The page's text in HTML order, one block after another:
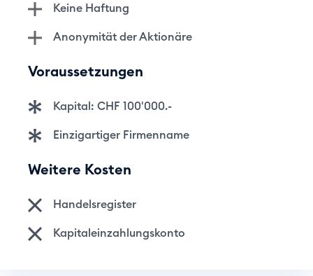
Keine Haftung
Anonymität der Aktionäre
Voraussetzungen
Kapital: CHF 100'000.-
Einzigartiger Firmenname
Weitere Kosten
Handelsregister
Kapitaleinzahlungskonto